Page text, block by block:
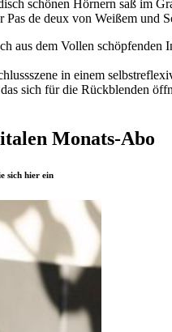
schönen Hörnern saß im
Pas de deux von Weißem
aus dem Vollen
in einem
sich für die Rückblenden
Monats-Abo
sich hier ein